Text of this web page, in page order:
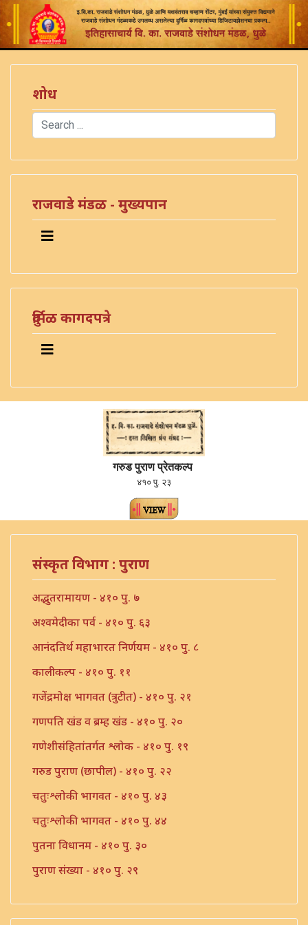
शोध
Search
राजवाडे मंडळ - मुख्यपान
दुर्मिळ कागदपत्रे
गरुड पुराण प्रेतकल्प
४१० पु. २३
संस्कृत विभाग : पुराण
अद्भुतरामायण - ४१० पु. ७
अश्वमेदीका पर्व - ४१० पु. ६३
आनंदतिर्थ महाभारत निर्णयम - ४१० पु. ८
कालीकल्प - ४१० पु. ११
गजेंद्रमोक्ष भागवत (त्रुटीत) - ४१० पु. २१
गणपति खंड व ब्रम्ह खंड - ४१० पु. २०
गणेशीसंहितांतर्गत श्लोक - ४१० पु. १९
गरुड पुराण (छापील) - ४१० पु. २२
चतुःश्लोकी भागवत - ४१० पु. ४३
चतुःश्लोकी भागवत - ४१० पु. ४४
पुतना विधानम - ४१० पु. ३०
पुराण संख्या - ४१० पु. २९
ब्रम्होत्तर खंड - ४१० पु. ३७